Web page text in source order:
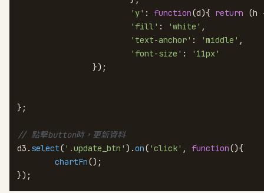
'y' : function(d){ return
'fill' : 'white' ,
'text-anchor' : 'middle' ,
'font-size' :
'11px'
		});
};
// 點擊button時，更新資料
d3. select( '.update_btn' ).on( 'click' , function(){
chartFn();
});